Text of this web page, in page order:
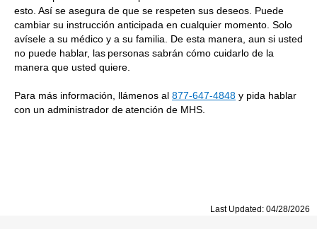
esto. Así se asegura de que se respeten sus deseos. Puede
cambiar su instrucción anticipada en cualquier momento. Solo
avísele a su médico y a su familia. De esta manera, aun si usted
no puede hablar, las personas sabrán cómo cuidarlo de la
manera que usted quiere.
Para más información, llámenos al 877-647-4848 y pida hablar
con un administrador de atención de MHS.
Last Updated: 04/28/2026